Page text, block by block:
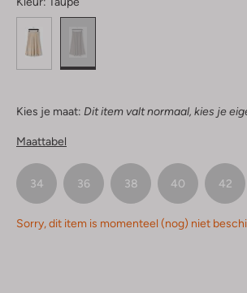
Kies je maat: Dit item valt normaal, kies je
Maattabel
34 36 38 40 42
Sorry, dit item is momenteel (nog) niet